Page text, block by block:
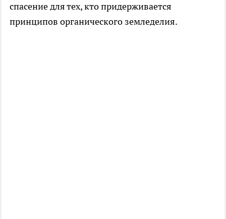
спасение для тех, кто придерживается
принципов органического земледелия.